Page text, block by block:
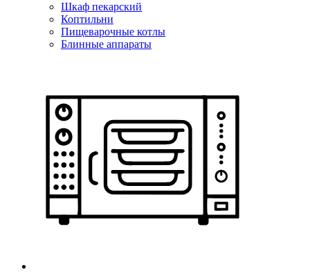
Шкаф пекарский
Коптильни
Пищеварочные котлы
Блинные аппараты